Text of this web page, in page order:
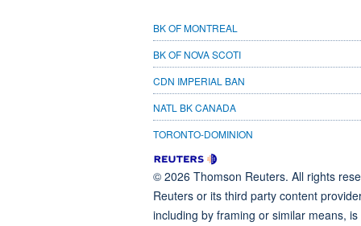
BK OF MONTREAL
BK OF NOVA SCOTI
CDN IMPERIAL BAN
NATL BK CANADA
TORONTO-DOMINION
© 2026 Thomson Reuters. All rights
Reuters or its third party content
including by framing or similar means,